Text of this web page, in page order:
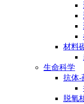
材料
生命科学
抗体-
脱氧